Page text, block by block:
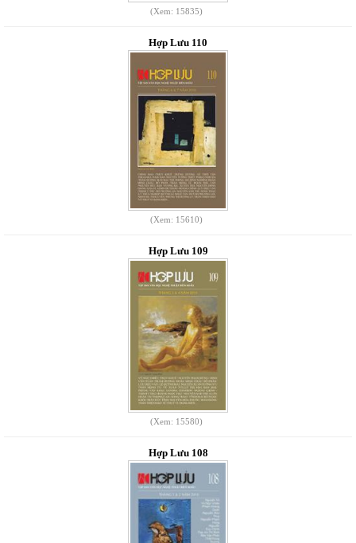
(Xem: 15835)
Hợp Lưu 110
(Xem: 15610)
Hợp Lưu 109
(Xem: 15580)
Hợp Lưu 108